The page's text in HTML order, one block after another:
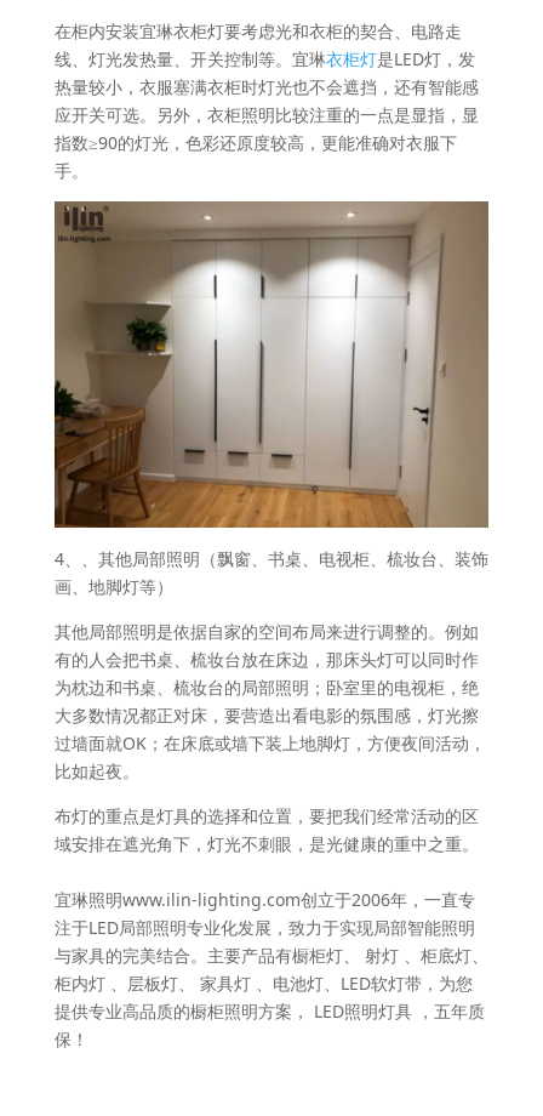
在柜内安装宜琳衣柜灯要考虑光和衣柜的契合、电路走
线、灯光发热量、开关控制等。宜琳衣柜灯是LED灯，发
热量较小，衣服塞满衣柜时灯光也不会遮挡，还有智能感
应开关可选。另外，衣柜照明比较注重的一点是显指，显
指数≥90的灯光，色彩还原度较高，更能准确对衣服下
手。
4、、其他局部照明（飘窗、书桌、电视柜、梳妆台、装饰
画、地脚灯等）
其他局部照明是依据自家的空间布局来进行调整的。例如
有的人会把书桌、梳妆台放在床边，那床头灯可以同时作
为枕边和书桌、梳妆台的局部照明；卧室里的电视柜，绝
大多数情况都正对床，要营造出看电影的氛围感，灯光擦
过墙面就OK；在床底或墙下装上地脚灯，方便夜间活动，
比如起夜。
布灯的重点是灯具的选择和位置，要把我们经常活动的区
域安排在遮光角下，灯光不刺眼，是光健康的重中之重。
宜琳照明www.ilin-lighting.com创立于2006年，一直专
注于LED局部照明专业化发展，致力于实现局部智能照明
与家具的完美结合。主要产品有橱柜灯、 射灯 、柜底灯、
柜内灯 、层板灯、 家具灯 、电池灯、LED软灯带，为您
提供专业高品质的橱柜照明方案， LED照明灯具 ，五年质
保！